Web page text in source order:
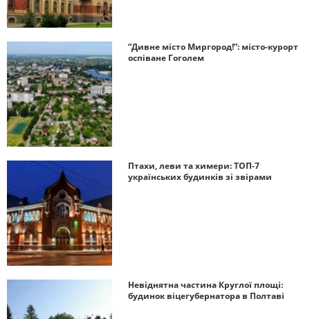
“Дивне місто Миргород!”: місто-курорт
оспіване Гоголем
Птахи, леви та химери: ТОП-7
українських будинків зі звірами
Невіднятна частина Круглої площі:
будинок віцегубернатора в Полтаві